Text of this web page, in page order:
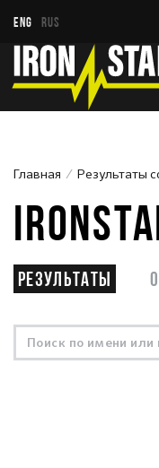
ENG RUS
Главная Результаты
Результаты